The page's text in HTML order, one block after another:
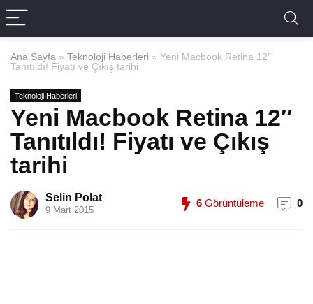
Ana Sayfa » Teknoloji Haberleri » Yeni Macbook Retina 12″
Tanıtıldı! Fiyatı ve Çıkış tarihi
Teknoloji Haberleri
Yeni Macbook Retina 12″
Tanıtıldı! Fiyatı ve Çıkış
tarihi
Selin Polat
9 Mart 2015
6 Görüntüleme 0